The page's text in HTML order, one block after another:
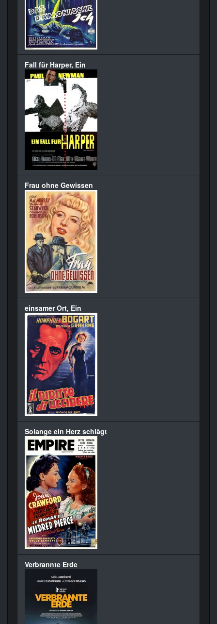
Fall für Harper, Ein
Frau ohne Gewissen
einsamer Ort, Ein
Solange ein Herz schlägt
Verbrannte Erde